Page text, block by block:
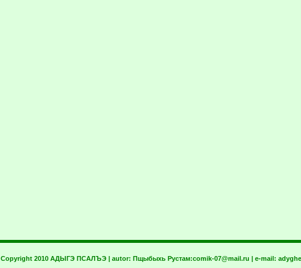
Copyright 2010 АДЫГЭ ПСАЛЪЭ | autor: Пщыбыхь Рустам:comik-07@mail.ru | e-mail: